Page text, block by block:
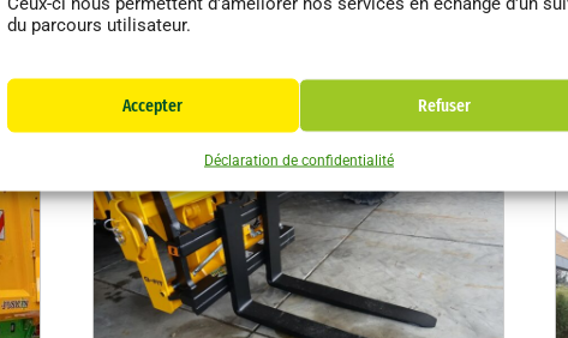
du parcours utilisateur.
Accepter Refuser
Déclaration de confidentialité